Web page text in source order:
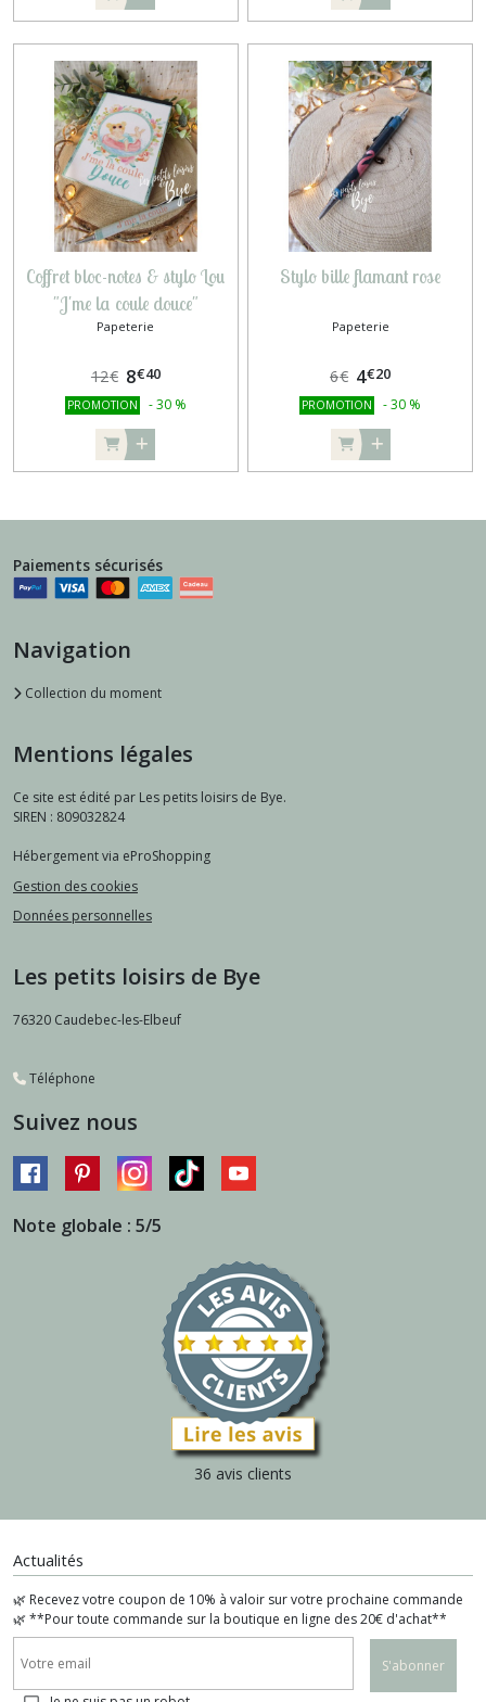
Coffret bloc-notes & stylo Lou
"J'me la coule douce"
Papeterie
12€ 8€40
PROMOTION -30 %
Stylo bille flamant rose
Papeterie
6€ 4€20
PROMOTION -30 %
Paiements sécurisés
Navigation
Collection du moment
Mentions légales
Ce site est édité par Les petits loisirs de Bye.
SIREN : 809032824
Hébergement via eProShopping
Gestion des cookies
Données personnelles
Les petits loisirs de Bye
76320 Caudebec-les-Elbeuf
Téléphone
Suivez nous
Note globale : 5/5
36 avis clients
Actualités
🌿 Recevez votre coupon de 10% à valoir sur votre prochaine commande
🌿 **Pour toute commande sur la boutique en ligne des 20€ d'achat**
S'abonner